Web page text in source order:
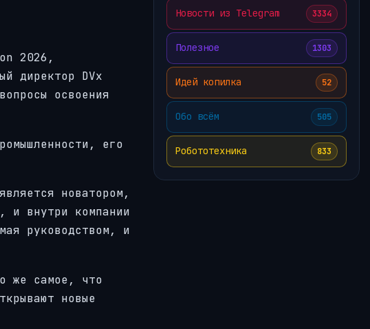
2026,
директор DVx
освоения
его
новатором,
и внутри компании
руководством, и
же самое, что
новые
Новости из Telegram 3334
Полезное 1303
Идей копилка 52
Обо всём 505
Робототехника 833